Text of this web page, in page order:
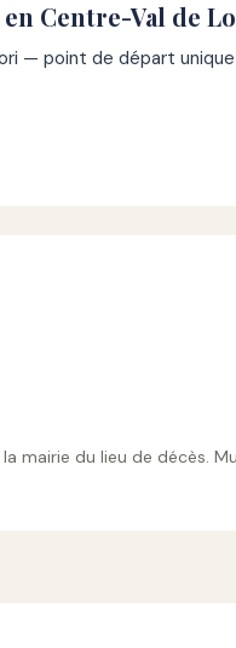
Centre-Val de
— point de départ
mairie du lieu de décès.